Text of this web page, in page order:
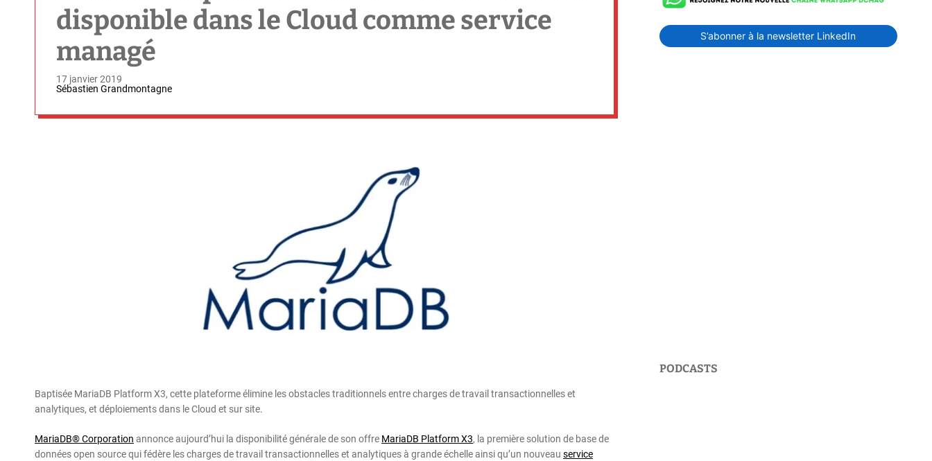
disponible dans le Cloud comme service
managé
17 janvier 2019
Sébastien Grandmontagne
Baptisée MariaDB Platform X3, cette plateforme élimine les obstacles traditionnels entre charges de travail transactionnelles et
analytiques, et déploiements dans le Cloud et sur site.
MariaDB® Corporation annonce aujourd’hui la disponibilité générale de son offre MariaDB Platform X3, la première solution de base de
données open source qui fédère les charges de travail transactionnelles et analytiques à grande échelle ainsi qu’un nouveau service
S’abonner à la newsletter LinkedIn
PODCASTS